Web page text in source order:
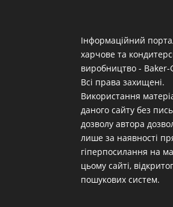
Інформаційний
харчове та
виробництво -
Всі права захищені.
Використання
даного сайту без
дозволу автора
лише за наявності
гіперпосилання на
цьому сайті,
пошукових систем.